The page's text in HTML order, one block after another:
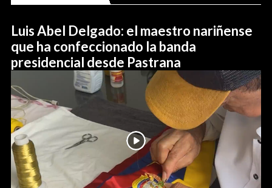
Luis Abel Delgado: el maestro nariñense
que ha confeccionado la banda
presidencial desde Pastrana